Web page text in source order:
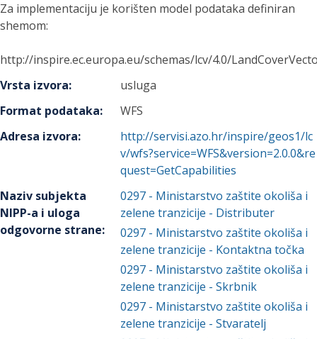
Za implementaciju je korišten model podataka definiran
shemom:
http://inspire.ec.europa.eu/schemas/lcv/4.0/
Vrsta izvora:
usluga
Format podataka:
WFS
Adresa izvora:
http://servisi.azo.hr/inspire/geos1/lc
v/wfs?service=WFS&version=2.0.0&re
quest=GetCapabilities
Naziv subjekta
NIPP-a i uloga
odgovorne strane:
0297 - Ministarstvo zaštite okoliša i
zelene tranzicije - Distributer
0297 - Ministarstvo zaštite okoliša i
zelene tranzicije - Kontaktna točka
0297 - Ministarstvo zaštite okoliša i
zelene tranzicije - Skrbnik
0297 - Ministarstvo zaštite okoliša i
zelene tranzicije - Stvaratelj